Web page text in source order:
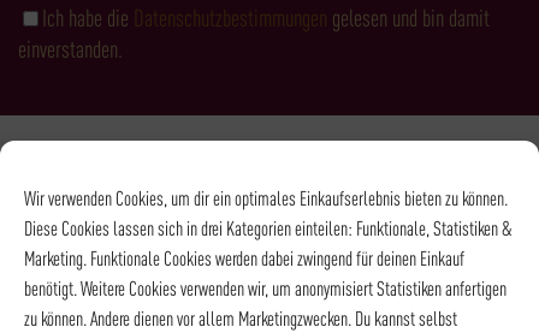
Wir verwenden Cookies, um dir ein optimales Einkaufserlebnis bieten zu können.
Diese Cookies lassen sich in drei Kategorien einteilen: Funktionale, Statistiken &
Marketing. Funktionale Cookies werden dabei zwingend für deinen Einkauf
benötigt. Weitere Cookies verwenden wir, um anonymisiert Statistiken anfertigen
zu können. Andere dienen vor allem Marketingzwecken. Du kannst selbst
Ich habe die Datenschutzbestimmungen gelesen und bin damit
einverstanden.